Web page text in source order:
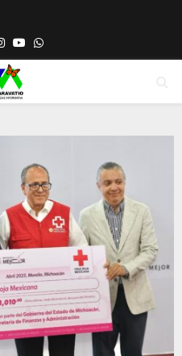
Instagram
YoutubeWhatsapp